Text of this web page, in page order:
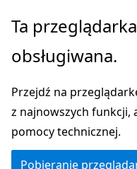
Przejdź
głównej
Ta
obsługiwana.
Przejdź na
z najnowszych funkcji,
pomocy technicznej.
Pobieranie